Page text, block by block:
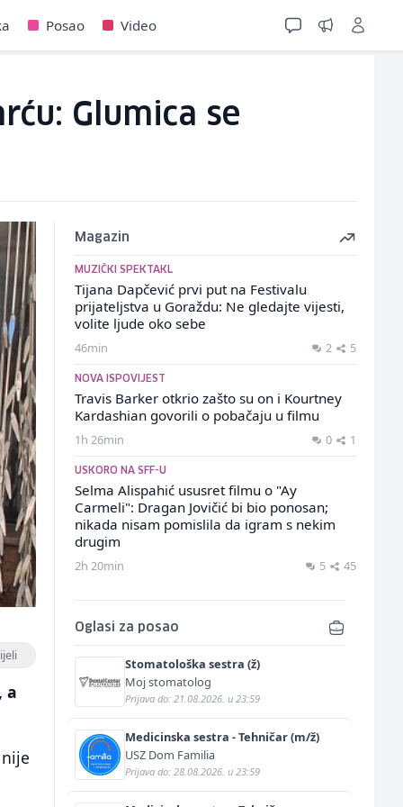
Posao Video
Glumica se
a
Magazin
MUZIČKI SPEKTAKL
Tijana Dapčević prvi put na Festivalu
prijateljstva u Goraždu: Ne gledajte vijesti,
volite ljude oko sebe
46min 2 5
NOVA ISPOVIJEST
Travis Barker otkrio zašto su on i Kourtney
Kardashian govorili o pobačaju u filmu
1h 26min 0 1
USKORO NA SFF-U
Selma Alispahić ususret filmu o "Ay
Carmeli": Dragan Jovičić bi bio ponosan;
nikada nisam pomislila da igram s nekim
drugim
2h 20min 5 45
Oglasi za posao
Stomatološka sestra (ž)
Moj stomatolog
Prijava do: 21.08.2026. u 23:59
Medicinska sestra - Tehničar (m/ž)
USZ Dom Familia
Prijava do: 28.08.2026. u 23:59